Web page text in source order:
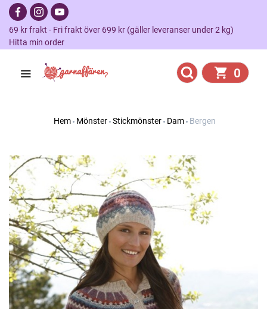
69 kr frakt - Fri frakt över 699 kr (gäller leveranser under 2 kg)
Hitta min order
0
Hem Mönster Stickmönster Dam Bergen